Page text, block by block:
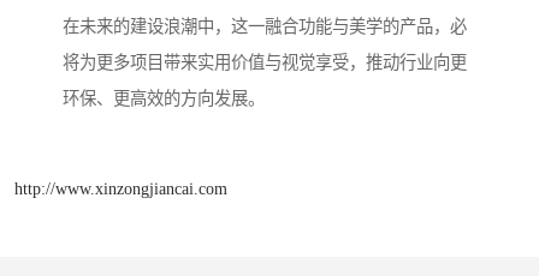
在未来的建设浪潮中，这一融合功能与美学的产品，必
将为更多项目带来实用价值与视觉享受，推动行业向更
环保、更高效的方向发展。
http://www.xinzongjiancai.com